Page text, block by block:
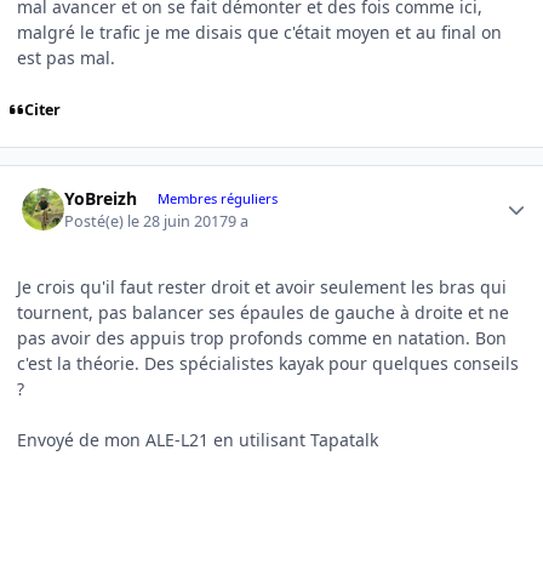
mal avancer et on se fait démonter et des fois comme ici,
malgré le trafic je me disais que c'était moyen et au final on
est pas mal.
Citer
YoBreizh Membres réguliers
Posté(e) le 28 juin 20179 a
Je crois qu'il faut rester droit et avoir seulement les bras qui
tournent, pas balancer ses épaules de gauche à droite et ne
pas avoir des appuis trop profonds comme en natation. Bon
c'est la théorie. Des spécialistes kayak pour quelques conseils
?
Envoyé de mon ALE-L21 en utilisant Tapatalk